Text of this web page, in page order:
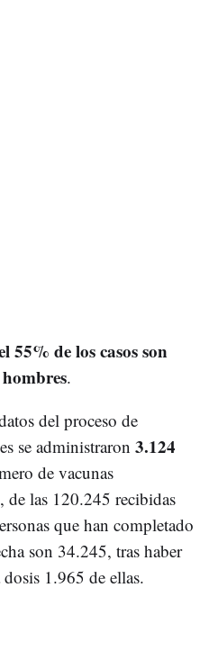
55% de los casos son
.
del proceso de
se administraron 3.124
de vacunas
de las 120.245 recibidas
que han completado
son 34.245, tras haber
1.965 de ellas.